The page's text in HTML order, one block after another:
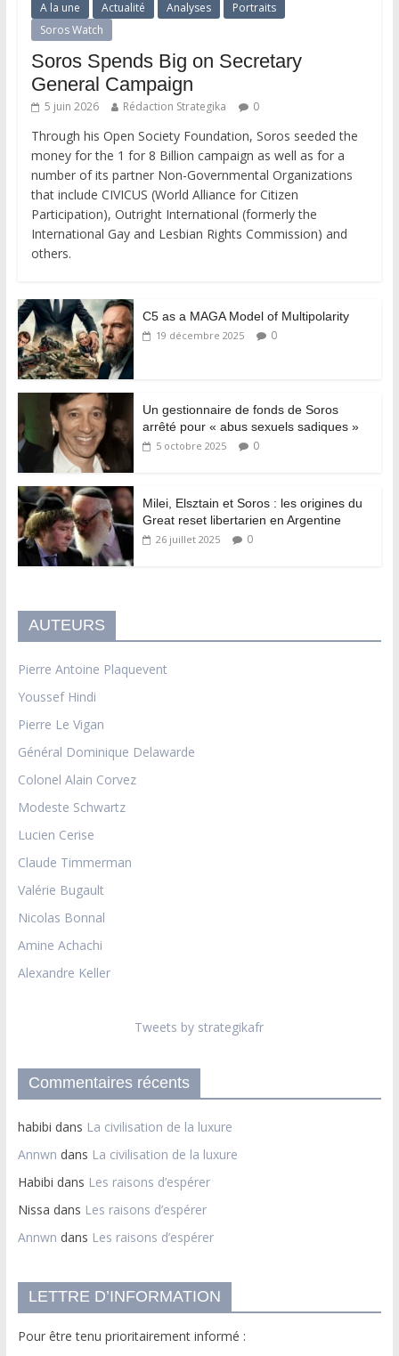
A la une Actualité Analyses
Portraits
Soros Watch
Soros Spends Big on Secretary
General Campaign
5 juin 2026 Rédaction Strategika 0
Through his Open Society Foundation, Soros seeded the
money for the 1 for 8 Billion campaign as well as for a
number of its partner Non-Governmental Organizations
that include CIVICUS (World Alliance for Citizen
Participation), Outright International (formerly the
International Gay and Lesbian Rights Commission) and
others.
C5 as a MAGA Model of Multipolarity
19 décembre 2025 0
Un gestionnaire de fonds de Soros
arrêté pour « abus sexuels sadiques »
5 octobre 2025 0
Milei, Elsztain et Soros : les origines du
Great reset libertarien en Argentine
26 juillet 2025 0
AUTEURS
Pierre Antoine Plaquevent
Youssef Hindi
Pierre Le Vigan
Général Dominique Delawarde
Colonel Alain Corvez
Modeste Schwartz
Lucien Cerise
Claude Timmerman
Valérie Bugault
Nicolas Bonnal
Amine Achachi
Alexandre Keller
Tweets by strategikafr
Commentaires récents
habibi dans La civilisation de la luxure
Annwn dans La civilisation de la luxure
Habibi dans Les raisons d’espérer
Nissa dans Les raisons d’espérer
Annwn dans Les raisons d’espérer
LETTRE D’INFORMATION
Pour être tenu prioritairement informé :